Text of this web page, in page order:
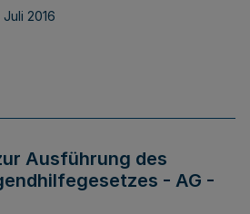
Juli 2016
Ausführung des
- AG -